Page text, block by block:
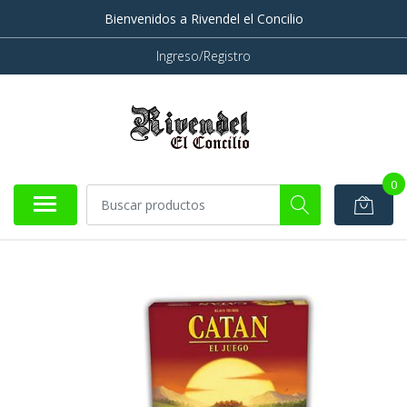
Bienvenidos a Rivendel el Concilio
Ingreso/Registro
0